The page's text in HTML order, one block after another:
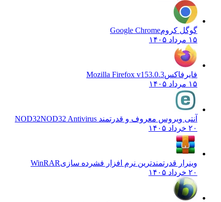
گوگل کرومGoogle Chrome
۱۵ مرداد ۱۴۰۵
فایرفاکسMozilla Firefox v153.0.3
۱۵ مرداد ۱۴۰۵
آنتی ویروس معروف و قدرتمند NOD32 NOD32 Antivirus
۲۰ خرداد ۱۴۰۵
وینرار قدرتمندترین نرم افزار فشرده سازیWinRAR
۲۰ خرداد ۱۴۰۵